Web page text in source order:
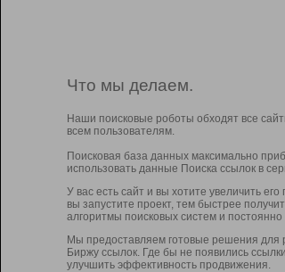
Что мы делаем.
Наши поисковые роботы обходят все
всем пользователям.
Поисковая база данных максимально
использовать данные Поиска ссылок в
У вас есть сайт и вы хотите увеличить
вы запустите проект, тем быстрее
алгоритмы поисковых систем и
Мы предоставляем готовые решения для
Биржу ссылок. Где бы не появились
улучшить эффективность продвижения.